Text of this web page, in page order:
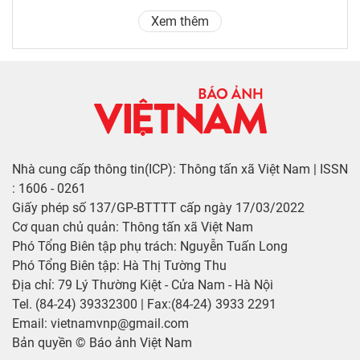
Xem thêm
Nhà cung cấp thông tin(ICP): Thông tấn xã Việt Nam | ISSN
: 1606 - 0261
Giấy phép số 137/GP-BTTTT cấp ngày 17/03/2022
Cơ quan chủ quản: Thông tấn xã Việt Nam
Phó Tổng Biên tập phụ trách: Nguyễn Tuấn Long
Phó Tổng Biên tập: Hà Thị Tường Thu
Địa chỉ: 79 Lý Thường Kiệt - Cửa Nam - Hà Nội
Tel. (84-24) 39332300 | Fax:(84-24) 3933 2291
Email: vietnamvnp@gmail.com
Bản quyền © Báo ảnh Việt Nam